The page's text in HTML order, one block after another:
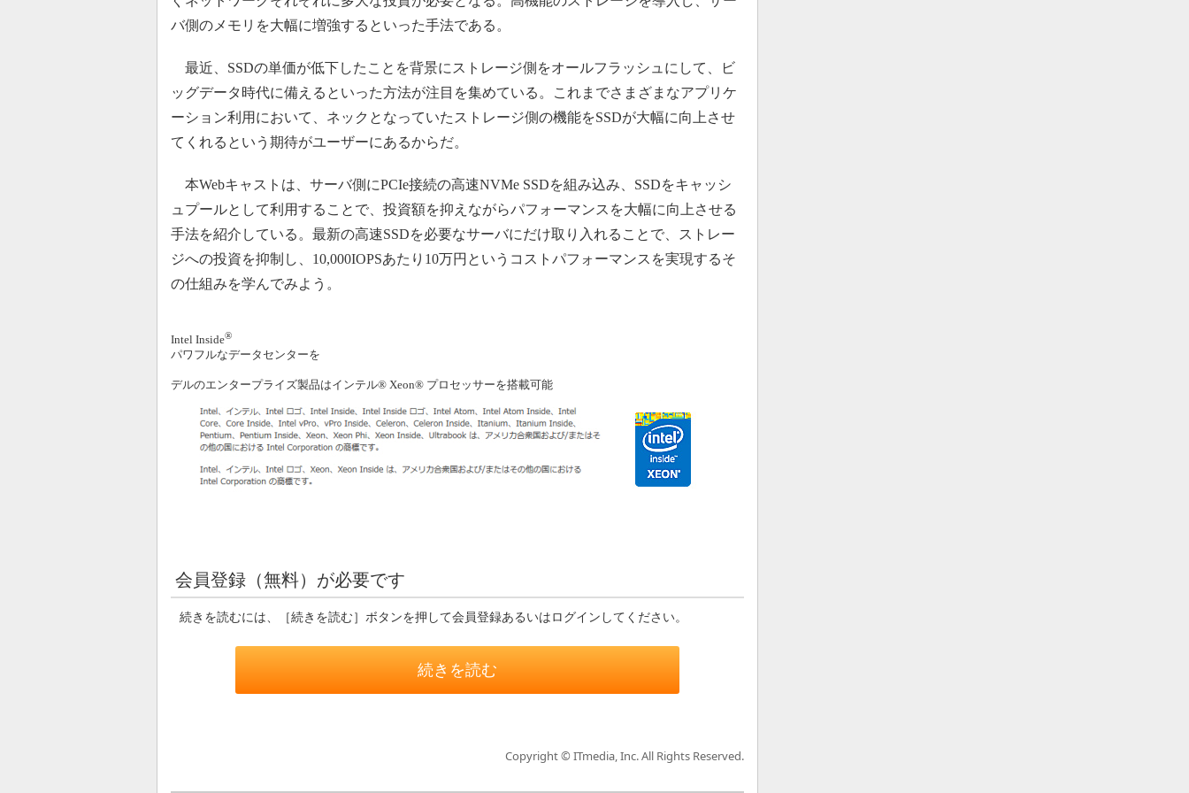
バ側のメモリを大幅に増強するといった手法である。
最近、SSDの単価が低下したことを背景にストレージ側をオールフラッシュにして、ビ
ッグデータ時代に備えるといった方法が注目を集めている。これまでさまざまなアプリケ
ーション利用において、ネックとなっていたストレージ側の機能をSSDが大幅に向上させ
てくれるという期待がユーザーにあるからだ。
本Webキャストは、サーバ側にPCIe接続の高速NVMe SSDを組み込み、SSDをキャッシ
ュプールとして利用することで、投資額を抑えながらパフォーマンスを大幅に向上させる
手法を紹介している。最新の高速SSDを必要なサーバにだけ取り入れることで、ストレー
ジへの投資を抑制し、10,000IOPSあたり10万円というコストパフォーマンスを実現するそ
の仕組みを学んでみよう。
Intel Inside®
パワフルなデータセンターを
デルのエンタープライズ製品はインテル® Xeon® プロセッサーを搭載可能
会員登録（無料）が必要です
続きを読むには、［続きを読む］ボタンを押して会員登録あるいはログインしてください。
続きを読む
Copyright © ITmedia, Inc. All Rights Reserved.